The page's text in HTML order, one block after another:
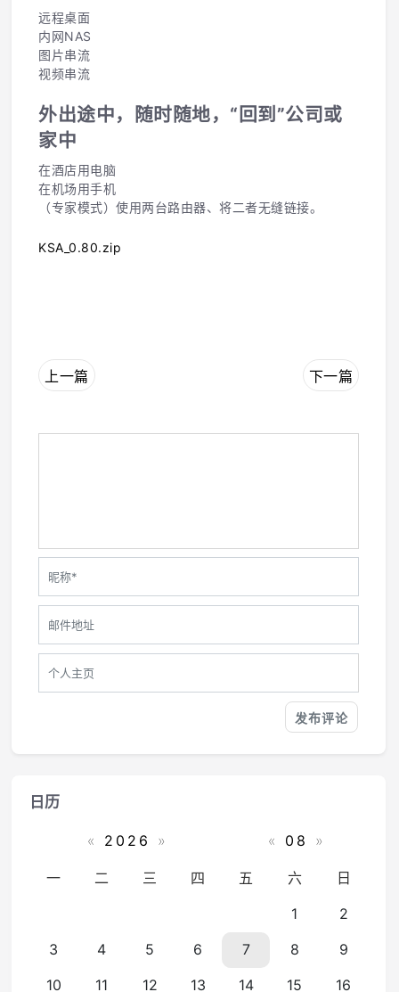
远程桌面
内网NAS
图片串流
视频串流
外出途中，随时随地，“回到”公司或
家中
在酒店用电脑
在机场用手机
（专家模式）使用两台路由器、将二者无缝链接。
KSA_0.80.zip
上一篇 下一篇
日历
« 2026 » « 08 »
一 二 三 四 五 六
日
1
2
3
4 5 6 7 8
9
10
11 12 13 14 15 16